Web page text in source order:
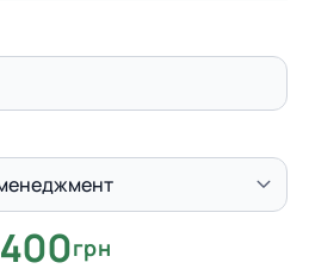
400грн